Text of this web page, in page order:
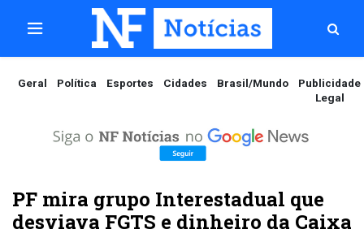
Geral Política Esportes Cidades Brasil/Mundo
Publicidade
Legal
PF mira grupo Interestadual que
desviava FGTS e dinheiro da Caixa